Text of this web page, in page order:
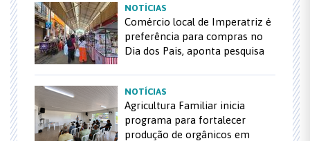
NOTÍCIAS
Comércio local de Imperatriz é
preferência para compras no
Dia dos Pais, aponta pesquisa
NOTÍCIAS
Agricultura Familiar inicia
programa para fortalecer
produção de orgânicos em